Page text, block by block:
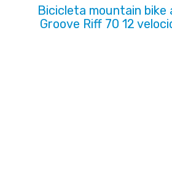
Bicicleta mountain bike
Groove Riff 70 12